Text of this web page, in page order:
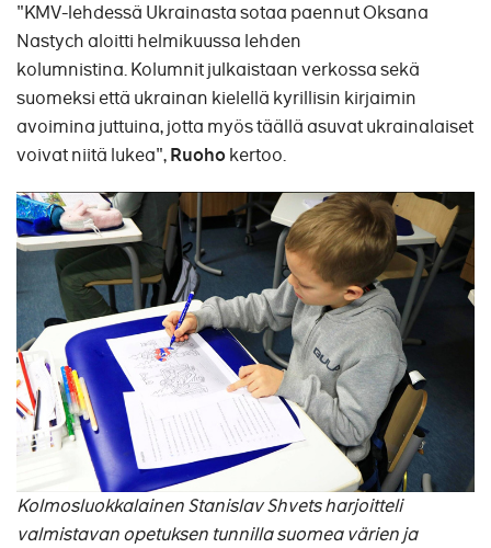
"KMV-lehdessä Ukrainasta sotaa paennut Oksana
Nastych aloitti helmikuussa lehden
kolumnistina. Kolumnit julkaistaan verkossa sekä
suomeksi että ukrainan kielellä kyrillisin kirjaimin
avoimina juttuina, jotta myös täällä asuvat ukrainalaiset
voivat niitä lukea",Ruohokertoo.
Kolmosluokkalainen Stanislav Shvets harjoitteli
valmistavan opetuksen tunnilla suomea värien ja